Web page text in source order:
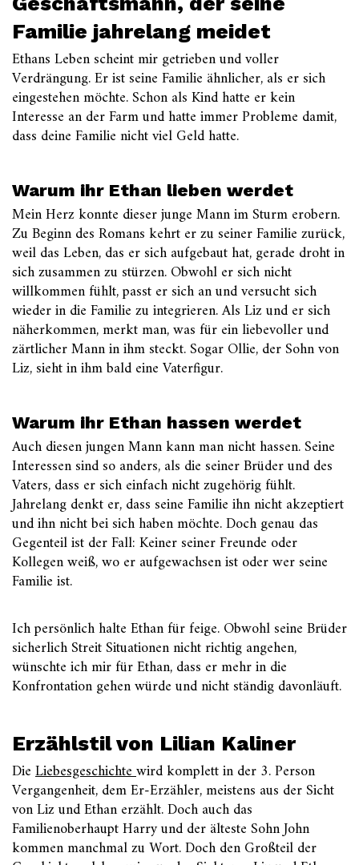
Familie jahrelang meidet
Ethans Leben scheint mir getrieben und voller
Verdrängung. Er ist seine Familie ähnlicher, als er sich
eingestehen möchte. Schon als Kind hatte er kein
Interesse an der Farm und hatte immer Probleme damit,
dass deine Familie nicht viel Geld hatte.
Warum ihr Ethan lieben werdet
Mein Herz konnte dieser junge Mann im Sturm erobern.
Zu Beginn des Romans kehrt er zu seiner Familie zurück,
weil das Leben, das er sich aufgebaut hat, gerade droht in
sich zusammen zu stürzen. Obwohl er sich nicht
willkommen fühlt, passt er sich an und versucht sich
wieder in die Familie zu integrieren. Als Liz und er sich
näherkommen, merkt man, was für ein liebevoller und
zärtlicher Mann in ihm steckt. Sogar Ollie, der Sohn von
Liz, sieht in ihm bald eine Vaterfigur.
Warum ihr Ethan hassen werdet
Auch diesen jungen Mann kann man nicht hassen. Seine
Interessen sind so anders, als die seiner Brüder und des
Vaters, dass er sich einfach nicht zugehörig fühlt.
Jahrelang denkt er, dass seine Familie ihn nicht akzeptiert
und ihn nicht bei sich haben möchte. Doch genau das
Gegenteil ist der Fall: Keiner seiner Freunde oder
Kollegen weiß, wo er aufgewachsen ist oder wer seine
Familie ist.
Ich persönlich halte Ethan für feige. Obwohl seine Brüder
sicherlich Streit Situationen nicht richtig angehen,
wünschte ich mir für Ethan, dass er mehr in die
Konfrontation gehen würde und nicht ständig davonläuft.
Erzählstil von Lilian Kaliner
DieLiebesgeschichtewird komplett in der 3. Person
Vergangenheit, dem Er-Erzähler, meistens aus der Sicht
von Liz und Ethan erzählt. Doch auch das
Familienoberhaupt Harry und der älteste Sohn John
kommen manchmal zu Wort. Doch den Großteil der